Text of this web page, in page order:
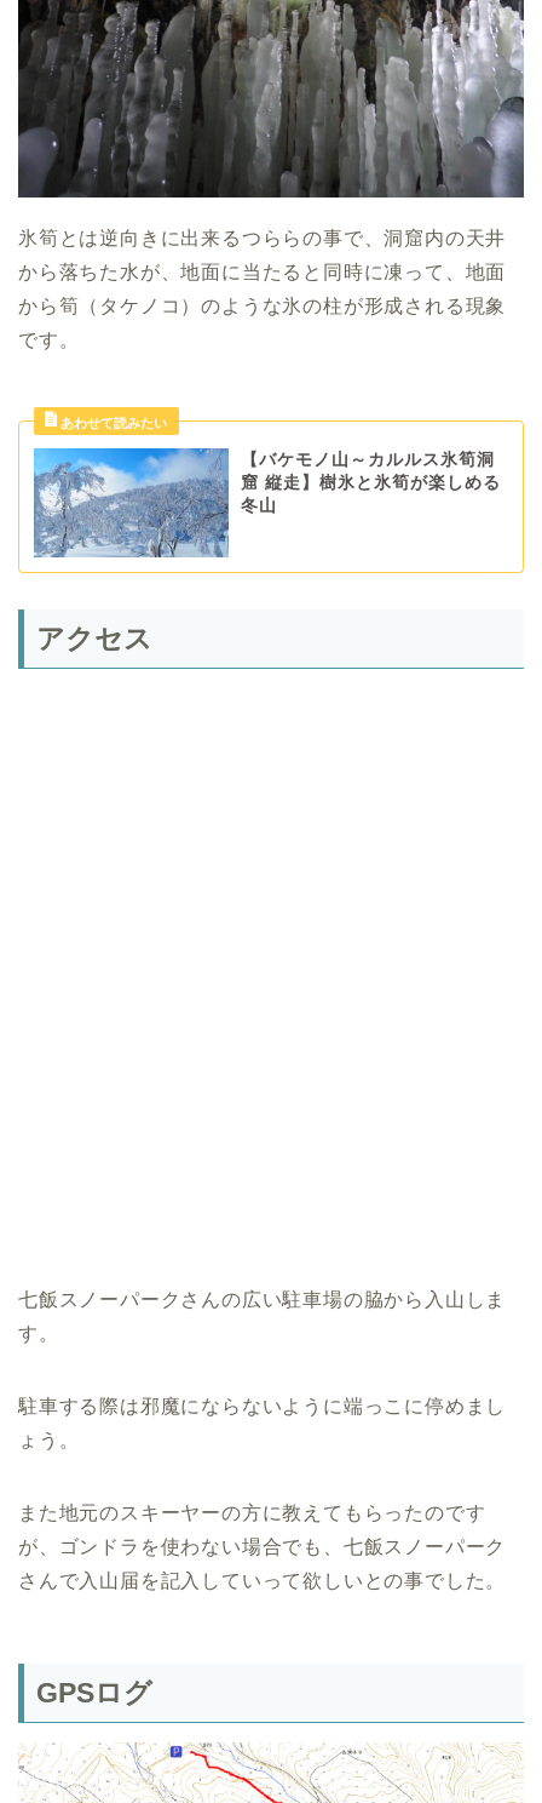
氷筍とは逆向きに出来るつららの事で、洞窟内の天井
から落ちた水が、地面に当たると同時に凍って、地面
から筍（タケノコ）のような氷の柱が形成される現象
です。
【バケモノ山～カルルス氷筍洞
窟 縦走】樹氷と氷筍が楽しめる
冬山
アクセス
七飯スノーパークさんの広い駐車場の脇から入山しま
す。
駐車する際は邪魔にならないように端っこに停めまし
ょう。
また地元のスキーヤーの方に教えてもらったのです
が、ゴンドラを使わない場合でも、七飯スノーパーク
さんで入山届を記入していって欲しいとの事でした。
GPSログ